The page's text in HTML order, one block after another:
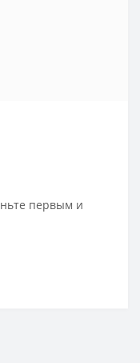
первым и